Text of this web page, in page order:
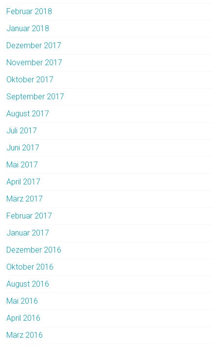
Februar 2018
Januar 2018
Dezember 2017
November 2017
Oktober 2017
September 2017
August 2017
Juli 2017
Juni 2017
Mai 2017
April 2017
März 2017
Februar 2017
Januar 2017
Dezember 2016
Oktober 2016
August 2016
Mai 2016
April 2016
März 2016